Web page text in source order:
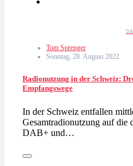
Tom Sprenger
Sonntag, 28. August 2022
Radionutzung in der Schweiz:
Empfangswege
In der Schweiz entfallen
Gesamtradionutzung auf die
DAB+ und…